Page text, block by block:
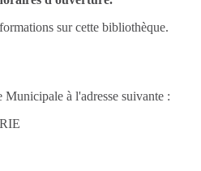
sur cette bibliothèque.
à l'adresse suivante :